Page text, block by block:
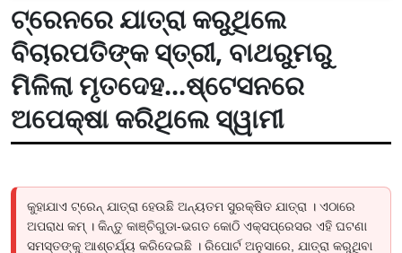
ଟ୍ରେନରେ ଯାତ୍ରା କରୁଥିଲେ
ବିଚାରପତିଙ୍କ ସ୍ତ୍ରୀ, ବାଥରୁମରୁ
ମିଳିଲା ମୃତଦେହ...ଷ୍ଟେସନରେ
ଅପେକ୍ଷା କରିଥିଲେ ସ୍ୱାମୀ
କୁହାଯାଏ ଟ୍ରେନ୍ ଯାତ୍ରା ହେଉଛି ଅନ୍ୟତମ ସୁରକ୍ଷିତ ଯାତ୍ରା । ଏଠାରେ
ଅପରାଧ କମ୍ । କିନ୍ତୁ କାଞ୍ଚିଗୁଡା-ଭଗତ କୋଠି ଏକ୍ସପ୍ରେସର ଏହି ଘଟଣା
ସମସ୍ତଙ୍କୁ ଆଶ୍ଚର୍ଯ୍ୟ କରିଦେଇଛି । ରିପୋର୍ଟ ଅନୁସାରେ, ଯାତ୍ରା କରୁଥିବା